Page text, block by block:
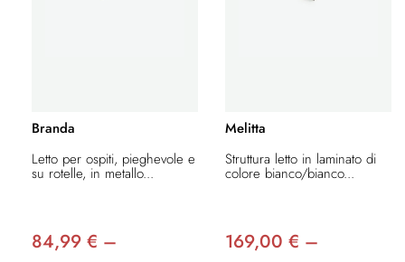
Branda
Letto per ospiti, pieghevole e
su rotelle, in metallo...
84,99 € –
Melitta
Struttura letto in laminato di
colore bianco/bianco...
169,00 € –